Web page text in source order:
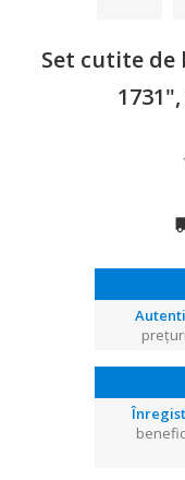
Set cutite de